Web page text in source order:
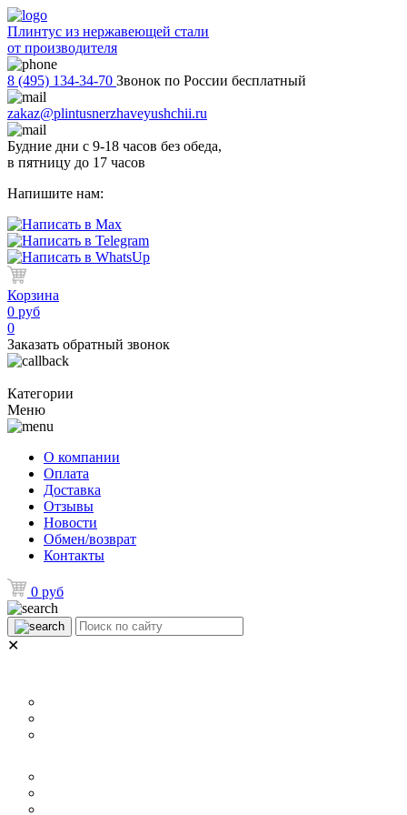
Плинтус из нержавеющей стали
от производителя
8 (495) 134-34-70 Звонок по России бесплатный
zakaz@plintusnerzhaveyushchii.ru
Будние дни с 9-18 часов без обеда,
в пятницу до 17 часов
Напишите нам:
Корзина
0 руб
0
Заказать обратный звонок
Категории
Меню
О компании
Оплата
Доставка
Отзывы
Новости
Обмен/возврат
Контакты
0 руб
✕